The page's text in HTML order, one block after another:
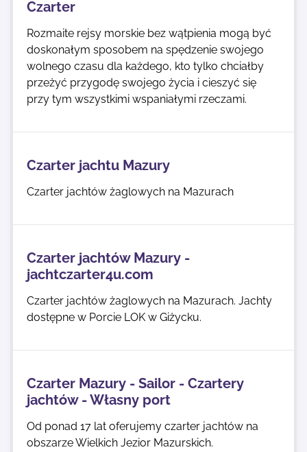
Czarter
Rozmaite rejsy morskie bez wątpienia mogą być
doskonałym sposobem na spędzenie swojego
wolnego czasu dla każdego, kto tylko chciałby
przeżyć przygodę swojego życia i cieszyć się
przy tym wszystkimi wspaniałymi rzeczami.
Czarter jachtu Mazury
Czarter jachtów żaglowych na Mazurach
Czarter jachtów Mazury -
jachtczarter4u.com
Czarter jachtów żaglowych na Mazurach. Jachty
dostępne w Porcie LOK w Giżycku.
Czarter Mazury - Sailor - Czartery
jachtów - Własny port
Od ponad 17 lat oferujemy czarter jachtów na
obszarze Wielkich Jezior Mazurskich.